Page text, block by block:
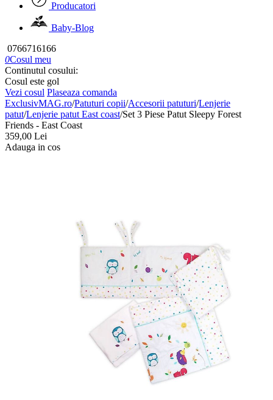
Producatori
Baby-Blog
0766716166
0Cosul meu
Continutul cosului:
Cosul este gol
Vezi cosul Plaseaza comanda
ExclusivMAG.ro/Patuturi copii/Accesorii patuturi/Lenjerie
patut/Lenjerie patut East coast/Set 3 Piese Patut Sleepy Forest
Friends - East Coast
359,00 Lei
Adauga in cos